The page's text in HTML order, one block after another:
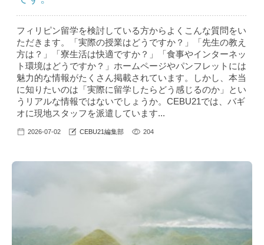
フィリピン留学を検討している方からよくこんな質問をい
ただきます。「実際の授業はどうですか？」「先生の教え
方は？」「寮生活は快適ですか？」「食事やインターネッ
ト環境はどうですか？」ホームページやパンフレットには
魅力的な情報がたくさん掲載されています。しかし、本当
に知りたいのは「実際に留学したらどう感じるのか」とい
うリアルな情報ではないでしょうか。CEBU21では、バギ
オに現地スタッフを派遣しています...
2026-07-02 CEBU21編集部 204